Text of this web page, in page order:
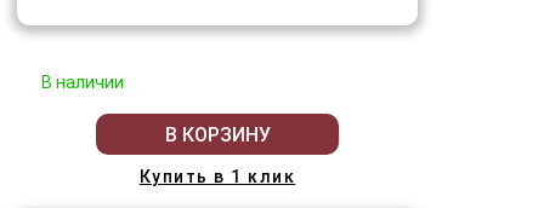
В наличии
В КОРЗИНУ
Купить в 1 клик